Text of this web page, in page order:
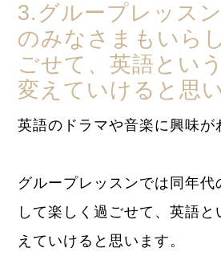
3.グループレッス
のみなさまもいら
ごせて、英語とい
変えていけると思
英語のドラマや音楽に興味が
グループレッスンでは同年代
して楽しく過ごせて、英語
えていけると思います。